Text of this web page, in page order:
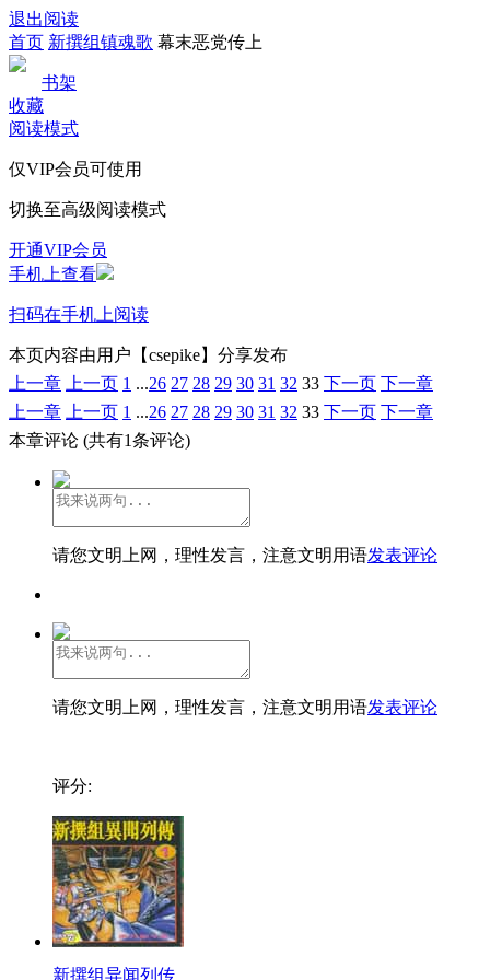
退出阅读
首页 新撰组镇魂歌 幕末恶党传上
书架
收藏
阅读模式
仅VIP会员可使用
切换至高级阅读模式
开通VIP会员
手机上查看
扫码在手机上阅读
本页内容由用户【csepike】分享发布
上一章
上一页 1 ...26 27 28 29 30 31 32 33 下一页 下一章
上一章
上一页 1 ...26 27 28 29 30 31 32 33 下一页 下一章
本章评论 (共有1条评论)
请您文明上网，理性发言，注意文明用语发表评论
请您文明上网，理性发言，注意文明用语发表评论
评分:
新撰组异闻列传